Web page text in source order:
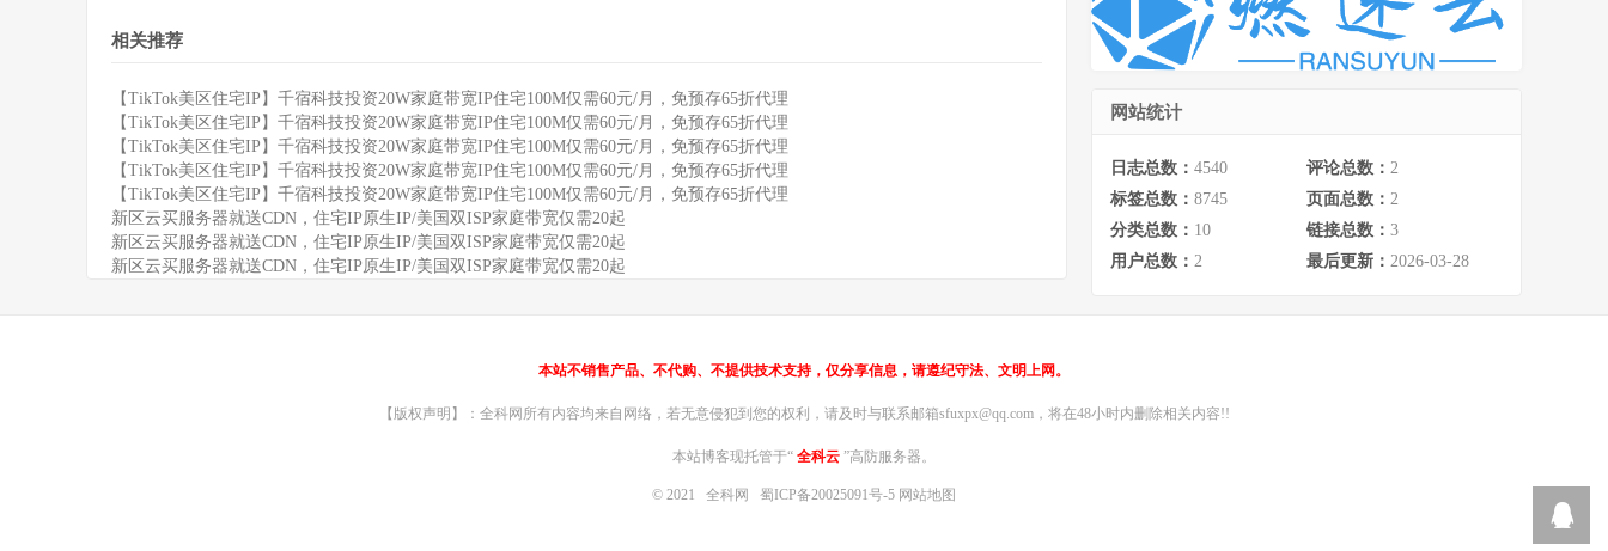
相关推荐
【TikTok美区住宅IP】千宿科技投资20W家庭带宽IP住宅100M仅需60元/月，免预存65折代理
【TikTok美区住宅IP】千宿科技投资20W家庭带宽IP住宅100M仅需60元/月，免预存65折代理
【TikTok美区住宅IP】千宿科技投资20W家庭带宽IP住宅100M仅需60元/月，免预存65折代理
【TikTok美区住宅IP】千宿科技投资20W家庭带宽IP住宅100M仅需60元/月，免预存65折代理
【TikTok美区住宅IP】千宿科技投资20W家庭带宽IP住宅100M仅需60元/月，免预存65折代理
新区云买服务器就送CDN，住宅IP原生IP/美国双ISP家庭带宽仅需20起
新区云买服务器就送CDN，住宅IP原生IP/美国双ISP家庭带宽仅需20起
新区云买服务器就送CDN，住宅IP原生IP/美国双ISP家庭带宽仅需20起
网站统计
日志总数： 4540 评论总数： 2
标签总数： 8745 页面总数： 2
分类总数： 10 链接总数： 3
用户总数： 2 最后更新： 2026-03-28
本站不销售产品、不代购、不提供技术支持，仅分享信息，请遵纪守法、文明上网。
【版权声明】：全科网所有内容均来自网络，若无意侵犯到您的权利，请及时与联系邮箱sfuxpx@qq.com，将在48小时内删除相关内容!!
本站博客现托管于“ 全科云 ”高防服务器。
© 2021 全科网 蜀ICP备20025091号-5 网站地图